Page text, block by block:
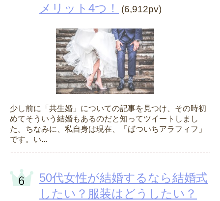
メリット4つ！
(6,912pv)
少し前に「共生婚」についての記事を見つけ、その時初
めてそういう結婚もあるのだと知ってツイートしまし
た。ちなみに、私自身は現在、「ばついちアラフィフ」
です。い...
50代女性が結婚するなら結婚式
したい？服装はどうしたい？